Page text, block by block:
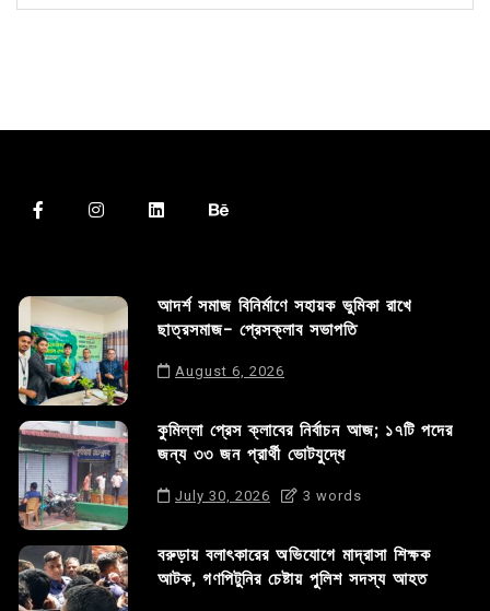
আদর্শ সমাজ বিনির্মাণে সহায়ক ভুমিকা রাখে
ছাত্রসমাজ- প্রেসক্লাব সভাপতি
August 6, 2026
কুমিল্লা প্রেস ক্লাবের নির্বাচন আজ; ১৭টি পদের
জন্য ৩৩ জন প্রার্থী ভোটযুদ্ধে
July 30, 2026 3 words
বরুড়ায় বলাৎকারের অভিযোগে মাদ্রাসা শিক্ষক
আটক, গণপিটুনির চেষ্টায় পুলিশ সদস্য আহত